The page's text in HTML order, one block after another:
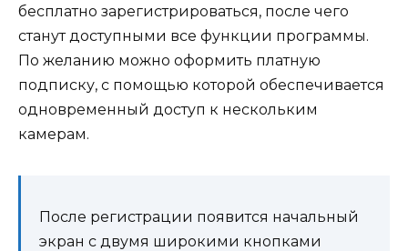
бесплатно зарегистрироваться, после чего
станут доступными все функции программы.
По желанию можно оформить платную
подписку, с помощью которой обеспечивается
одновременный доступ к нескольким
камерам.
После регистрации появится начальный
экран с двумя широкими кнопками